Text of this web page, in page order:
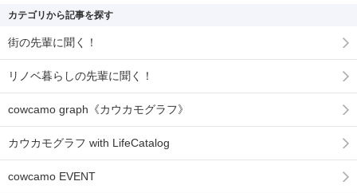
カテゴリから記事を探す
街の先輩に聞く！
リノベ暮らしの先輩に聞く！
cowcamo graph《カウカモグラフ》
カウカモグラフ with LifeCatalog
cowcamo EVENT